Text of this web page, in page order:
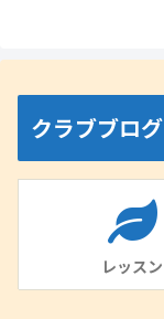
クラブブログ
レッスン